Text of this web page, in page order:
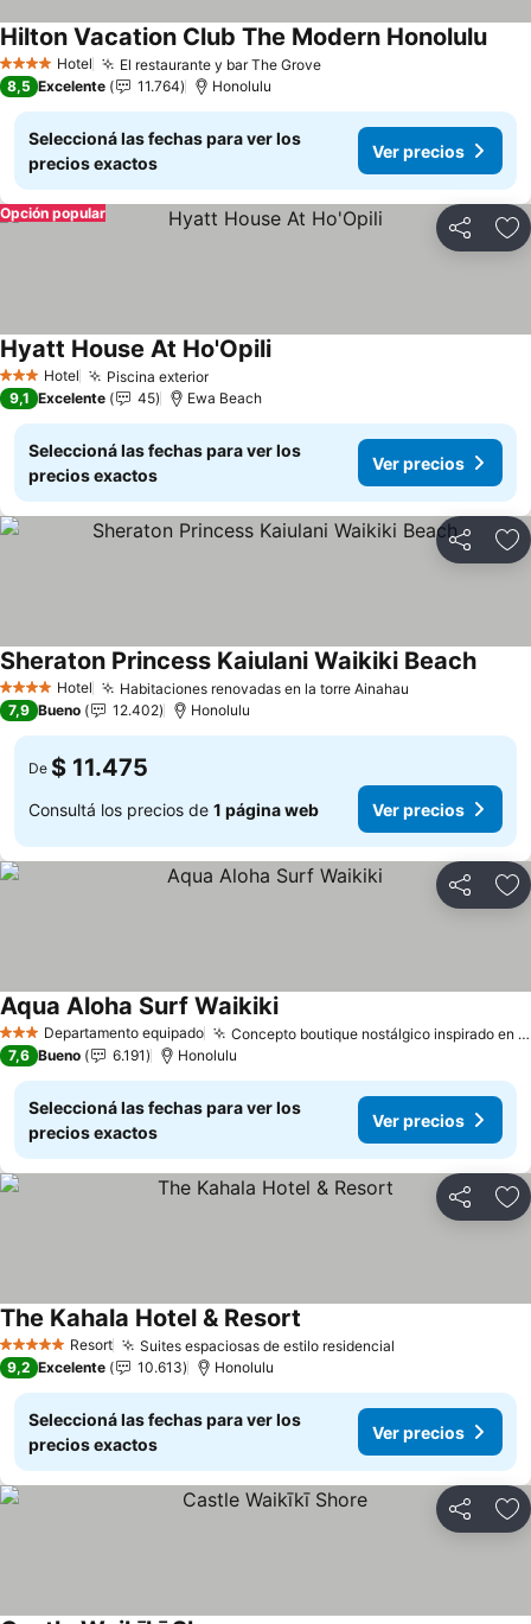
4 EstrellasHotel El restaurante y bar The GroveVer precios
Hilton Vacation Club The Modern HonoluluVer
8,5 Excelente 11.764 Honolulu
Seleccioná las fechas para ver los
precios exactos
Ver precios
Compartir
Opción popular
3 Estrellas
Hotel Piscina exteriorVer precios
Hyatt House At Ho'OpiliVer precios
9,1 Excelente 45 Ewa Beach
Seleccioná las fechas para ver los
precios exactos
Ver precios
Compartir
4 EstrellasHotel Habitaciones renovadas en la torre Ainahau
Sheraton Princess Kaiulani Waikiki BeachVer
7,9 Bueno 12.402 Honolulu
De $ 11.475
Consultá los precios de 1 página web Ver precios
Compartir
3 EstrellasDepartamento equipado Concepto boutique nostálgico inspirado en el surf
Aqua Aloha Surf WaikikiVer precios
7,6 Bueno 6.191 Honolulu
Seleccioná las fechas para ver los
precios exactos
Ver precios
Compartir
5 Estrellas Resort Suites espaciosas de estilo residencial
The Kahala Hotel & Resort
9,2 Excelente 10.613 Honolulu
Seleccioná las fechas para ver los
precios exactos
Ver precios
Compartir